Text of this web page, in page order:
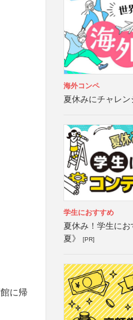
に帰
海外コンペ
夏休みにチャレ
学生におすすめ
夏休み！学生に
夏》
[PR]